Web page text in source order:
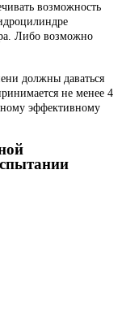
возможность
Либо возможно
должны даваться
не менее 4
эффективному